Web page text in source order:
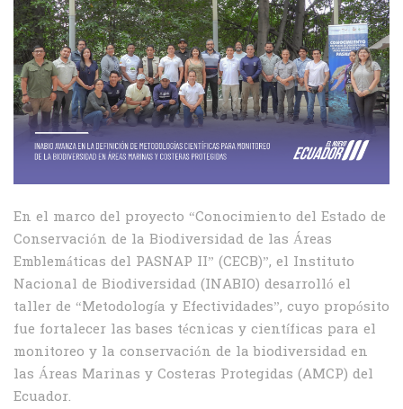
En el marco del proyecto “Conocimiento del Estado de
Conservación de la Biodiversidad de las Áreas
Emblemáticas del PASNAP II” (CECB)”, el Instituto
Nacional de Biodiversidad (INABIO) desarrolló el
taller de “Metodología y Efectividades”, cuyo propósito
fue fortalecer las bases técnicas y científicas para el
monitoreo y la conservación de la biodiversidad en
las Áreas Marinas y Costeras Protegidas (AMCP) del
Ecuador.